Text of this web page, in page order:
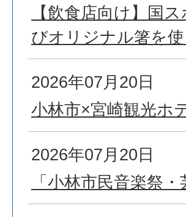
【飲食店向け】国
びオリジナル箸を
2026年07月20日
小林市×宮崎観光ホ
2026年07月20日
「小林市民音楽祭